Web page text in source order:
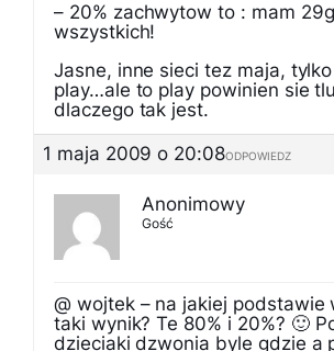
– 20% zachwytow to : mam
wszystkich!
Jasne, inne sieci tez maja,
play…ale to play powinien sie
dlaczego tak jest.
1 maja 2009 o 20:08ODPOWIEDZ
Anonimowy
Gość
@ wojtek – na jakiej podstawie
taki wynik? Te 80% i 20%? 🙂
dzieciaki dzwonia byle gdzie a